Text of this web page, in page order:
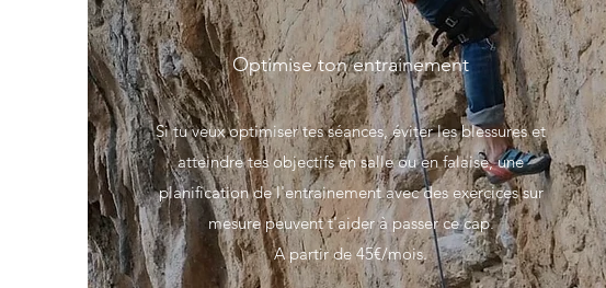
Optimise ton entrainement
Si tu veux optimiser tes séances, éviter les blessures et
atteindre tes objectifs en salle ou en falaise, une
planification de l'entrainement avec des exercices sur
mesure peuvent t'aider à passer ce cap.
A partir de 45€/mois.